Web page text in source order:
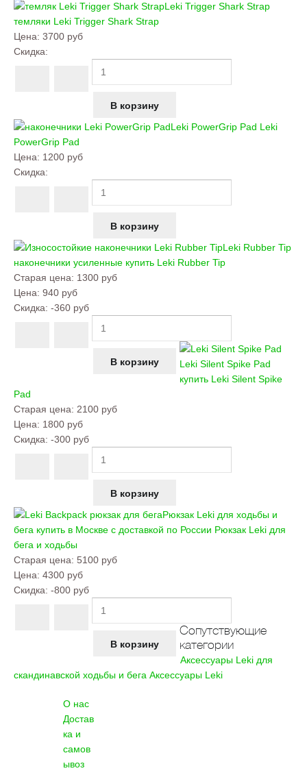
Leki Trigger Shark Strap
темляки Leki Trigger Shark Strap
Цена: 3700 руб
Скидка:
Leki PowerGrip Pad Leki
PowerGrip Pad
Цена: 1200 руб
Скидка:
Leki Rubber Tip
наконечники усиленные купить Leki Rubber Tip
Старая цена: 1300 руб
Цена: 940 руб
Скидка: -360 руб
Leki Silent Spike Pad
купить Leki Silent Spike
Pad
Старая цена: 2100 руб
Цена: 1800 руб
Скидка: -300 руб
Рюкзак Leki для ходьбы и
бега купить в Москве с доставкой по России Рюкзак Leki для
бега и ходьбы
Старая цена: 5100 руб
Цена: 4300 руб
Скидка: -800 руб
Сопутствующие
категории
Аксессуары Leki для
скандинавской ходьбы и бега Аксессуары Leki
О нас
Достав
ка и
самов
ывоз